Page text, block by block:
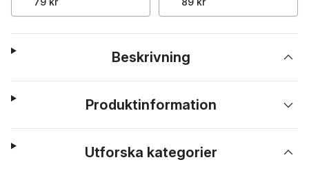
Beskrivning
Produktinformation
Utforska kategorier